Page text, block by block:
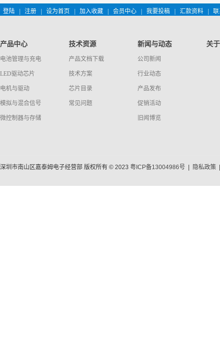
登陆 | 注册 | 设为首页 | 加入收藏 | 会员中心 | 我要投稿 | 汇款资料 |
产品中心
电池管理与充电
LED驱动芯片
电机与驱动
模拟与混合信号
微控制器与存储
技术资源
产品文档下载
技术方案
芯片目录
常见问题
新闻与动态
公司新闻
行业动态
产品发布
促销活动
旧闻博览
关
深圳市南山区嘉泰姆电子经营部 版权所有 © 2023 粤ICP备13004986号 | 隐私政策